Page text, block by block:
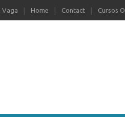
Vaga Home Contact Cursos